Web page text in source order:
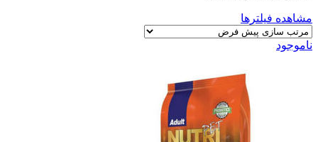
مشاهده فیلترها
ناموجود